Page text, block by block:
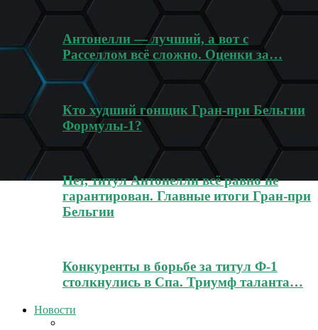
Антонелли — лучший, а вот с
Расселлом всё сложно. Оценки за…
Кто худший гонщик Гран-при Бельгии
Формулы-1?
Нет, титул Антонелли всё равно не
гарантирован. Главные итоги Гран-при
Бельгии
Конкуренты в борьбе за титул Ф-1
столкнулись в Спа. Триумф таланта…
Новости